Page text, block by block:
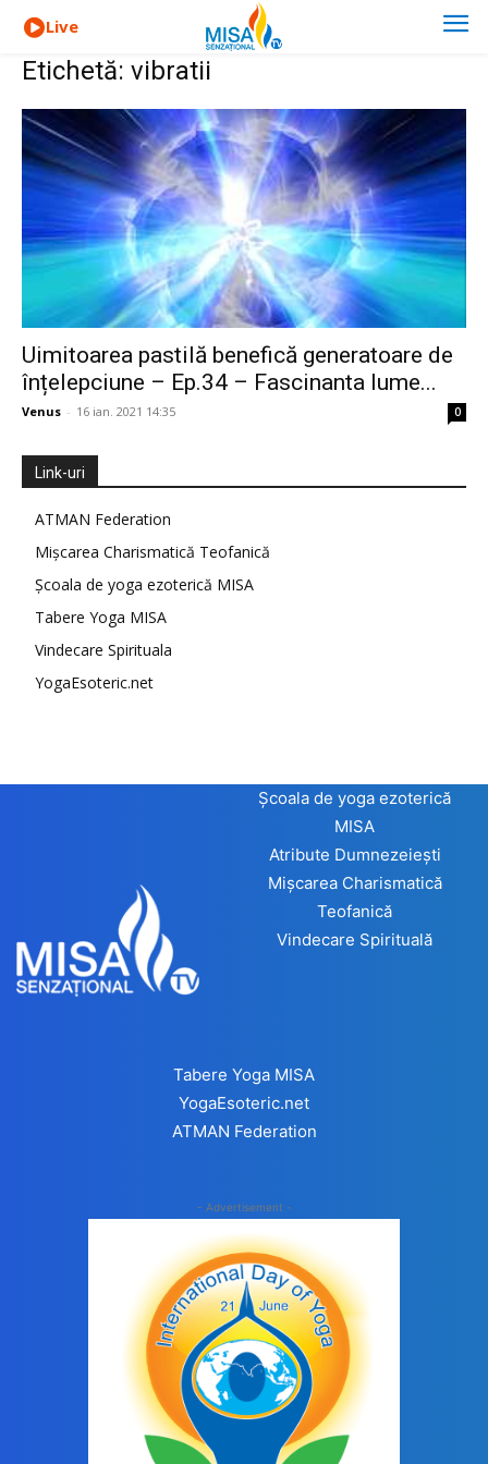
Live
Etichetă: vibratii
Uimitoarea pastilă benefică generatoare de
înțelepciune – Ep.34 – Fascinanta lume...
Venus - 16 ian. 2021 14:35 0
Link-uri
ATMAN Federation
Mișcarea Charismatică Teofanică
Școala de yoga ezoterică MISA
Tabere Yoga MISA
Vindecare Spirituala
YogaEsoteric.net
Școala de yoga ezoterică
MISA
Atribute Dumnezeiești
Mișcarea Charismatică
Teofanică
Vindecare Spirituală
Tabere Yoga MISA
YogaEsoteric.net
ATMAN Federation
- Advertisement -